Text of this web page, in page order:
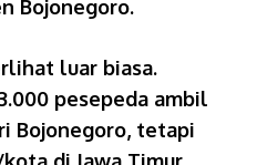
Bojonegoro.
luar biasa.
pesepeda ambil
Bojonegoro, tetapi